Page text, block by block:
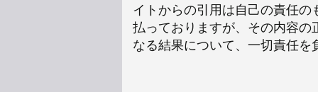
イトからの引用は自己の責任
払っておりますが、その内容
なる結果について、一切責任を